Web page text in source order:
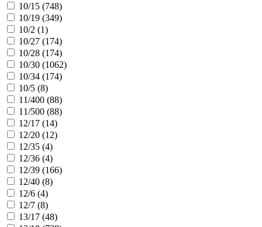
10/15 (748)
10/19 (349)
10/2 (1)
10/27 (174)
10/28 (174)
10/30 (1062)
10/34 (174)
10/5 (8)
11/400 (88)
11/500 (88)
12/17 (14)
12/20 (12)
12/35 (4)
12/36 (4)
12/39 (166)
12/40 (8)
12/6 (4)
12/7 (8)
13/17 (48)